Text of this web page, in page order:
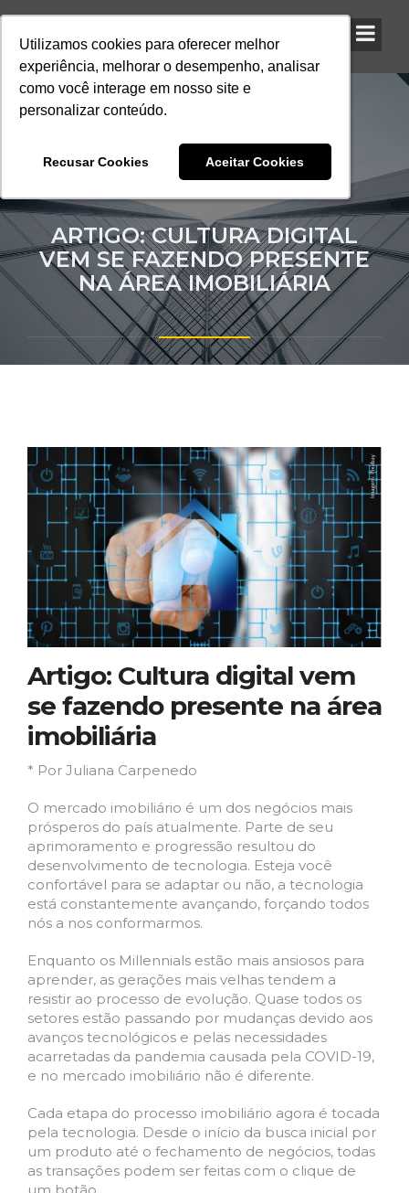
Utilizamos cookies para oferecer melhor
experiência, melhorar o desempenho, analisar
como você interage em nosso site e
personalizar conteúdo.
Recusar Cookies Aceitar Cookies
Utilizamos cookies para oferecer melhor
experiência, melhorar o desempenho, analisar
como você interage em nosso site e
personalizar conteúdo.
Recusar Cookies Aceitar Cookies
Utilizamos cookies para oferecer melhor
experiência, melhorar o desempenho, analisar
como você interage em nosso site e
personalizar conteúdo.
Recusar Cookies Aceitar Cookies
ARTIGO: CULTURA DIGITAL
VEM SE FAZENDO PRESENTE
NA ÁREA IMOBILIÁRIA
Artigo: Cultura digital vem
se fazendo presente na área
imobiliária
* Por Juliana Carpenedo
O mercado imobiliário é um dos negócios mais
prósperos do país atualmente. Parte de seu
aprimoramento e progressão resultou do
desenvolvimento de tecnologia. Esteja você
confortável para se adaptar ou não, a tecnologia
está constantemente avançando, forçando todos
nós a nos conformarmos.
Enquanto os Millennials estão mais ansiosos para
aprender, as gerações mais velhas tendem a
resistir ao processo de evolução. Quase todos os
setores estão passando por mudanças devido aos
avanços tecnológicos e pelas necessidades
acarretadas da pandemia causada pela COVID-19,
e no mercado imobiliário não é diferente.
Cada etapa do processo imobiliário agora é tocada
pela tecnologia. Desde o início da busca inicial por
um produto até o fechamento de negócios, todas
as transações podem ser feitas com o clique de
um botão.